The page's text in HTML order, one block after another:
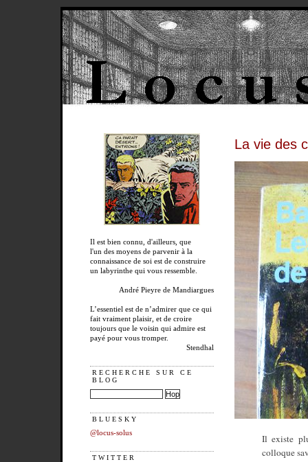
Il est bien connu, d'ailleurs, que
l'un des moyens de parvenir à la
connaissance de soi est de construire
un labyrinthe qui vous ressemble.
André Pieyre de Mandiargues
L’essentiel est de n’admirer que ce qui
fait vraiment plaisir, et de croire
toujours que le voisin qui admire est
payé pour vous tromper.
Stendhal
RECHERCHE SUR CE
BLOG
BLUESKY
@locus-solus
TWITTER
La vie des
Il existe
colloque